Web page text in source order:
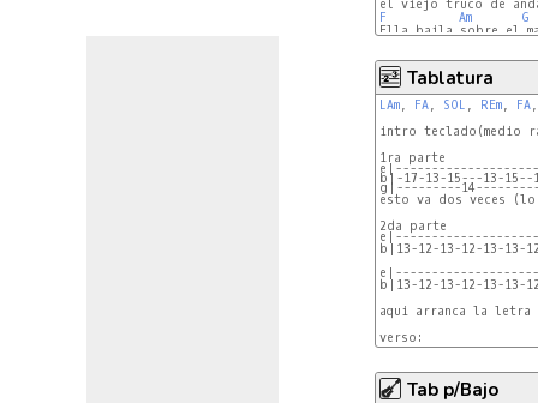
F
Am
G
Ella baila sobre el
Tablatura
LAm, FA, SOL , REm, FA,
intro teclado(medio
b|-17-13-15---13-15--
g|---------
aqui arranca la letra
Tab p/Bajo